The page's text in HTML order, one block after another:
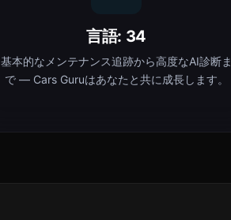
言語: 34
基本的なメンテナンス追跡から高度なAI診断ま
で — Cars Guruはあなたと共に成長します。